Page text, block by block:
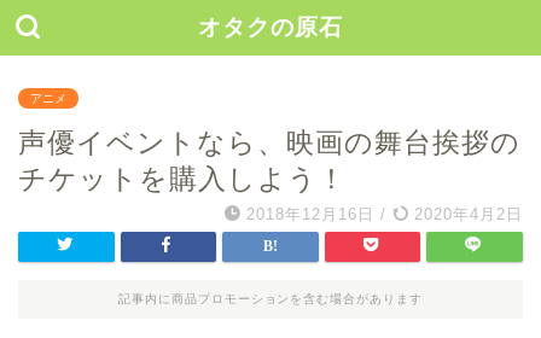
オタクの原石
アニメ
声優イベントなら、映画の舞台挨拶の
チケットを購入しよう！
2018年12月16日 / 2020年4月2日
記事内に商品プロモーションを含む場合があります